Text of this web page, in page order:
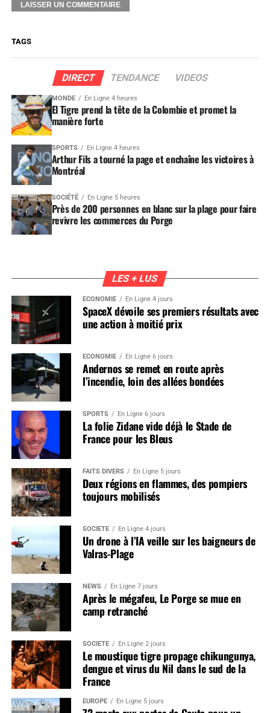
TAGS
DIRECT TENDANCE VIDEOS
MONDE En Ligne 4 heures
El Tigre prend la tête de la Colombie et promet la
manière forte
SPORTS En Ligne 4 heures
Arthur Fils a tourné la page et enchaîne les victoires à
Montréal
SOCIÉTÉ En Ligne 5 heures
Près de 200 personnes en blanc sur la plage pour faire
revivre les commerces du Porge
LES + LUS
ÉCONOMIE En Ligne 4 jours
SpaceX dévoile ses premiers résultats avec
une action à moitié prix
ÉCONOMIE En Ligne 6 jours
Andernos se remet en route après
l’incendie, loin des allées bondées
SPORTS En Ligne 6 jours
La folie Zidane vide déjà le Stade de
France pour les Bleus
FAITS DIVERS En Ligne 5 jours
Deux régions en flammes, des pompiers
toujours mobilisés
SOCIÉTÉ En Ligne 4 jours
Un drone à l’IA veille sur les baigneurs de
Valras-Plage
NEWS En Ligne 7 jours
Après le mégafeu, Le Porge se mue en
camp retranché
SOCIÉTÉ En Ligne 2 jours
Le moustique tigre propage chikungunya,
dengue et virus du Nil dans le sud de la
France
EUROPE En Ligne 5 jours